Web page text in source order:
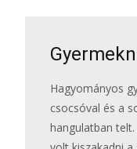
Hagyományos
csocsóval és a
hangulatban